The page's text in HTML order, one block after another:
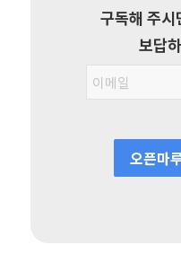
구독해 주시
보답
오픈마